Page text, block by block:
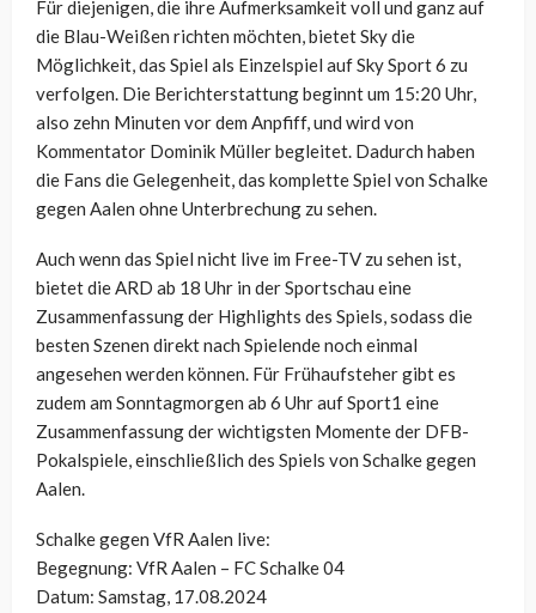
Für diejenigen, die ihre Aufmerksamkeit voll und ganz auf
die Blau-Weißen richten möchten, bietet Sky die
Möglichkeit, das Spiel als Einzelspiel auf Sky Sport 6 zu
verfolgen. Die Berichterstattung beginnt um 15:20 Uhr,
also zehn Minuten vor dem Anpfiff, und wird von
Kommentator Dominik Müller begleitet. Dadurch haben
die Fans die Gelegenheit, das komplette Spiel von Schalke
gegen Aalen ohne Unterbrechung zu sehen.
Auch wenn das Spiel nicht live im Free-TV zu sehen ist,
bietet die ARD ab 18 Uhr in der Sportschau eine
Zusammenfassung der Highlights des Spiels, sodass die
besten Szenen direkt nach Spielende noch einmal
angesehen werden können. Für Frühaufsteher gibt es
zudem am Sonntagmorgen ab 6 Uhr auf Sport1 eine
Zusammenfassung der wichtigsten Momente der DFB-
Pokalspiele, einschließlich des Spiels von Schalke gegen
Aalen.
Schalke gegen VfR Aalen live:
Begegnung: VfR Aalen – FC Schalke 04
Datum: Samstag, 17.08.2024